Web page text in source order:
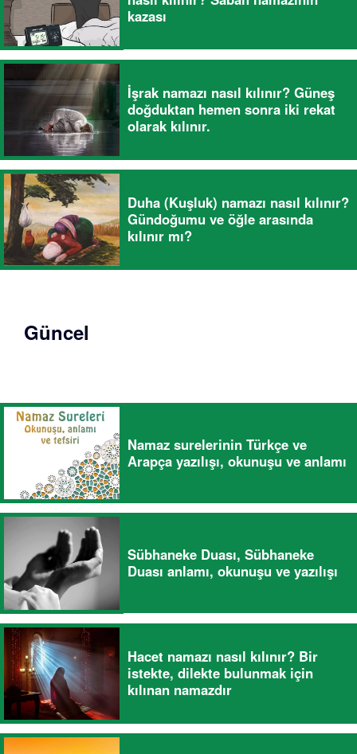
kazası
İşrak namazı nasıl kılınır? Güneş
doğduktan hemen sonra iki rekat
olarak kılınır.
Duha (Kuşluk) namazı nasıl kılınır?
Gündoğumu ve öğle arasında
kılınır mı?
Güncel
Namaz surelerinin Türkçe ve
Arapça yazılışı, okunuşu ve anlamı
Sübhaneke Duası, Sübhaneke
Duası anlamı, okunuşu ve yazılışı
Hacet namazı nasıl kılınır? Bir
istekte, dilekte bulunmak için
kılınan namazdır